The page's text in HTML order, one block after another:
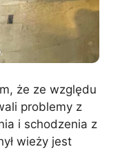
że ze względu
problemy z
i schodzenia z
wieży jest